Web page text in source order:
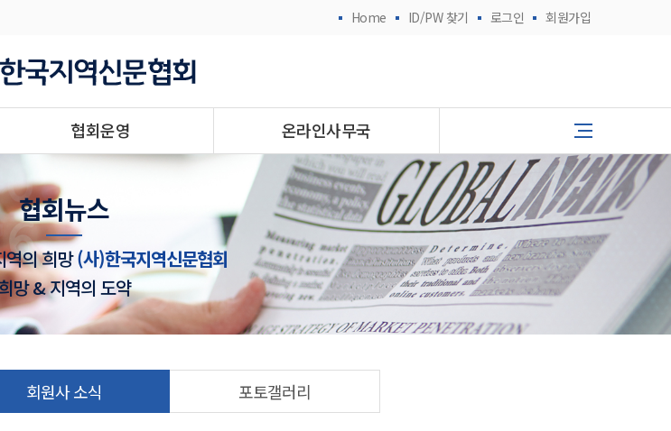
Home ID/PW 찾기 로그인 회원가입
협회운영 온라인사무국
협회뉴스
역의 희망(사)한국지역신문협회
망 & 지역의 도약
회원사 소식 포토갤러리